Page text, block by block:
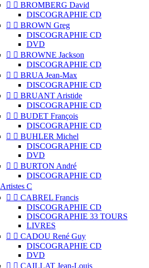
  BROMBERG David
DISCOGRAPHIE CD
  BROWN Greg
DISCOGRAPHIE CD
DVD
  BROWNE Jackson
DISCOGRAPHIE CD
  BRUA Jean-Max
DISCOGRAPHIE CD
  BRUANT Aristide
DISCOGRAPHIE CD
  BUDET François
DISCOGRAPHIE CD
  BUHLER Michel
DISCOGRAPHIE CD
DVD
  BURTON André
DISCOGRAPHIE CD
Artistes C
  CABREL Francis
DISCOGRAPHIE CD
DISCOGRAPHIE 33 TOURS
LIVRES
  CADOU René Guy
DISCOGRAPHIE CD
DVD
  CAILLAT Jean-Louis